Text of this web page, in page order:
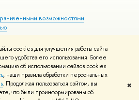
cookies для улучшения работы сайта
удобства его использования. Более
об использовании файлов cookies
, наши правила обработки персональных
. Продолжая пользоваться сайтом, вы
что были проинформированы об
✖
возможностями